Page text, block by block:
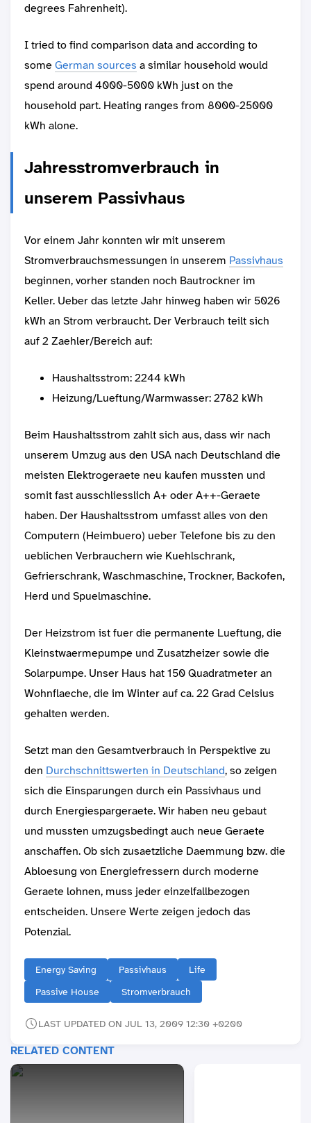
degrees Fahrenheit).
I tried to find comparison data and according to
someGerman sources a similar household would
spend around 4000-5000 kWh just on the
household part. Heating ranges from 8000-25000
kWh alone.
Jahresstromverbrauch in
unserem Passivhaus
Vor einem Jahr konnten wir mit unserem
Stromverbrauchsmessungen in unserem Passivhaus
beginnen, vorher standen noch Bautrockner im
Keller. Ueber das letzte Jahr hinweg haben wir 5026
kWh an Strom verbraucht. Der Verbrauch teilt sich
auf 2 Zaehler/Bereich auf:
Haushaltsstrom: 2244 kWh
Heizung/Lueftung/Warmwasser: 2782 kWh
Beim Haushaltsstrom zahlt sich aus, dass wir nach
unserem Umzug aus den USA nach Deutschland die
meisten Elektrogeraete neu kaufen mussten und
somit fast ausschliesslich A+ oder A++-Geraete
haben. Der Haushaltsstrom umfasst alles von den
Computern (Heimbuero) ueber Telefone bis zu den
ueblichen Verbrauchern wie Kuehlschrank,
Gefrierschrank, Waschmaschine, Trockner, Backofen,
Herd und Spuelmaschine.
Der Heizstrom ist fuer die permanente Lueftung, die
Kleinstwaermepumpe und Zusatzheizer sowie die
Solarpumpe. Unser Haus hat 150 Quadratmeter an
Wohnflaeche, die im Winter auf ca. 22 Grad Celsius
gehalten werden.
Setzt man den Gesamtverbrauch in Perspektive zu
den Durchschnittswerten in Deutschland, so zeigen
sich die Einsparungen durch ein Passivhaus und
durch Energiespargeraete. Wir haben neu gebaut
und mussten umzugsbedingt auch neue Geraete
anschaffen. Ob sich zusaetzliche Daemmung bzw. die
Abloesung von Energiefressern durch moderne
Geraete lohnen, muss jeder einzelfallbezogen
entscheiden. Unsere Werte zeigen jedoch das
Potenzial.
Energy Saving Passivhaus
Life
Passive House
Stromverbrauch
LAST UPDATED ON JUL 13, 2009 12:30 +0200
RELATED CONTENT